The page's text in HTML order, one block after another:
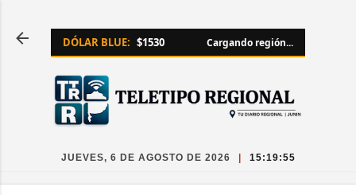
DÓLAR BLUE: $1530 Cargando región...
JUEVES, 6 DE AGOSTO DE 2026 15:19:56